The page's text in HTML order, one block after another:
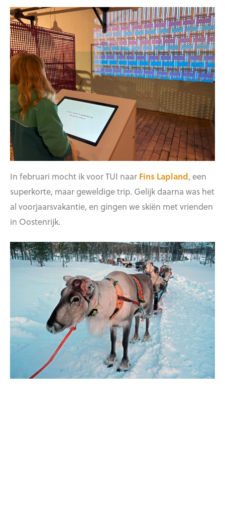
In februari mocht ik voor TUI naar Fins Lapland, een
superkorte, maar geweldige trip. Gelijk daarna was het
al voorjaarsvakantie, en gingen we skiën met vrienden
in Oostenrijk.